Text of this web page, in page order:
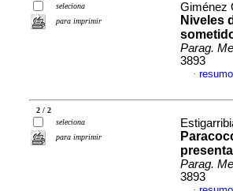
seleciona
para imprimir
Giménez
Niveles
Parag.
3893
·
2 / 2
seleciona
para imprimir
Parag.
3893